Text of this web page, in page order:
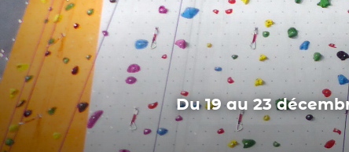
Ateliers philo,